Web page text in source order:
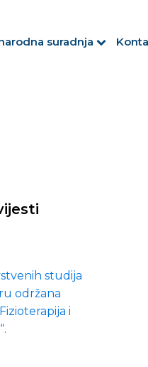
suradnja
studija
održana
i